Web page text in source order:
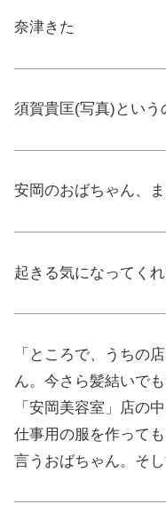
奈津きた
須賀貴匡(写真)という
安岡のおばちゃん、
起きる気になってく
「ところで、うちの
ん。今さら髪結いでも
「安岡美容室」店の
仕事用の服を作って
言うおばちゃん。そ